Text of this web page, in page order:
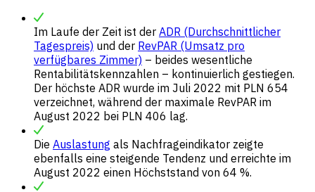
Im Laufe der Zeit ist der ADR (Durchschnittlicher
Tagespreis) und der RevPAR (Umsatz pro
verfügbares Zimmer) – beides wesentliche
Rentabilitätskennzahlen – kontinuierlich gestiegen.
Der höchste ADR wurde im Juli 2022 mit PLN 654
verzeichnet, während der maximale RevPAR im
August 2022 bei PLN 406 lag.
Die Auslastung als Nachfrageindikator zeigte
ebenfalls eine steigende Tendenz und erreichte im
August 2022 einen Höchststand von 64 %.